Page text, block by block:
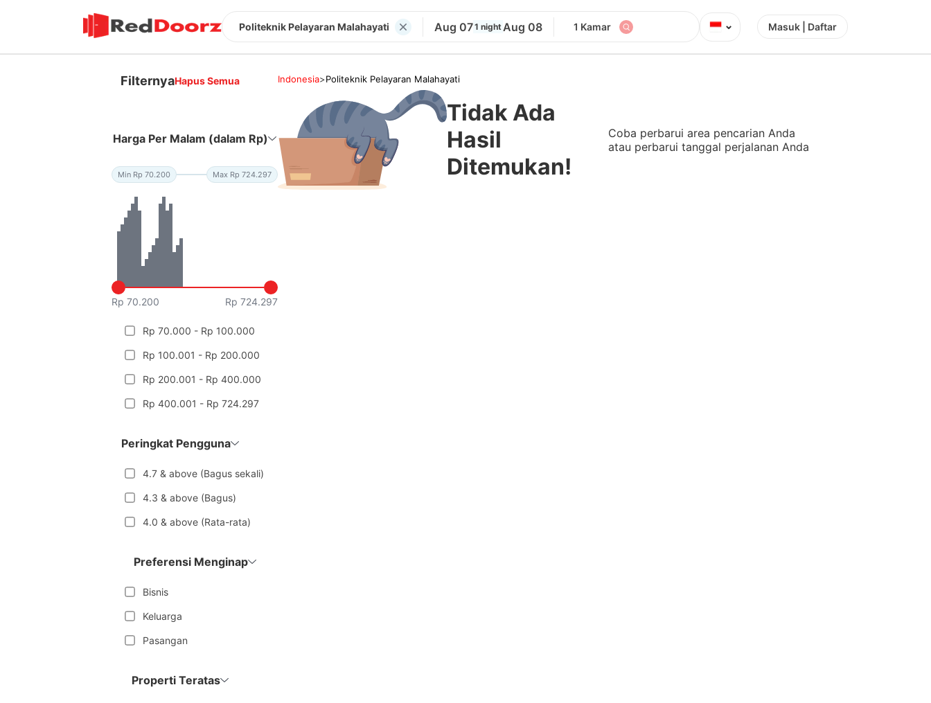
Politeknik Pelayaran Malahayati Aug 071 night Aug 08 1 Kamar ⌄ Masuk | Daftar
FilternyaHapus Semua
Harga Per Malam (dalam Rp)
Min Rp 70.200 Max Rp 724.297
Rp 70.200 Rp 724.297
Rp 70.000 - Rp 100.000
Rp 100.001 - Rp 200.000
Rp 200.001 - Rp 400.000
Rp 400.001 - Rp 724.297
Peringkat Pengguna
4.7 & above (Bagus sekali)
4.3 & above (Bagus)
4.0 & above (Rata-rata)
Preferensi Menginap
Bisnis
Keluarga
Pasangan
Properti Teratas
Indonesia>Politeknik Pelayaran Malahayati
Tidak Ada
Hasil
Ditemukan!
Coba perbarui area pencarian Anda
atau perbarui tanggal perjalanan Anda